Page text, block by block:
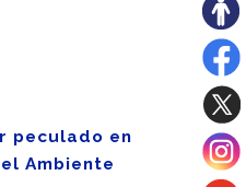
peculado en
Ambiente